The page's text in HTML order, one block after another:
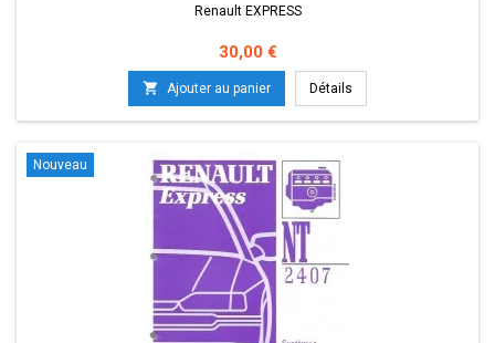
Renault EXPRESS
Prix
30,00 €
 Ajouter au panier Détails
Nouveau